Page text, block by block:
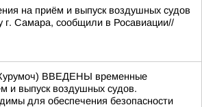
на приём и выпуск воздушных судов
г. Самара, сообщили в Росавиации//
ВВЕДЕНЫ временные
и выпуск воздушных судов.
для обеспечения безопасности